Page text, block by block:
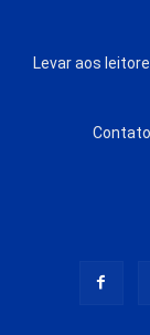
Levar aos